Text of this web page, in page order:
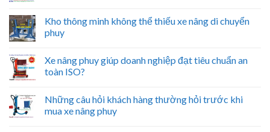
Kho thông minh không thể thiếu xe nâng di chuyển
phuy
Xe nâng phuy giúp doanh nghiệp đạt tiêu chuẩn an
toàn ISO?
Những câu hỏi khách hàng thường hỏi trước khi
mua xe nâng phuy